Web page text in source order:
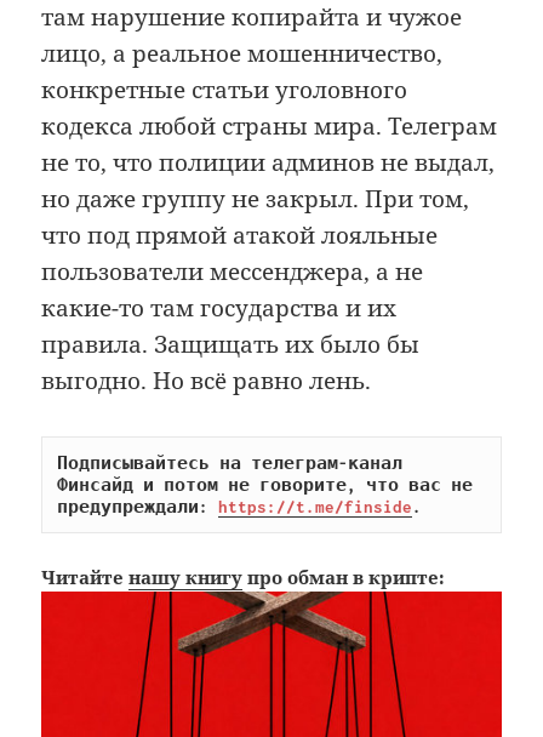
там нарушение копирайта и чужое
лицо, а реальное мошенничество,
конкретные статьи уголовного
кодекса любой страны мира. Телеграм
не то, что полиции админов не выдал,
но даже группу не закрыл. При том,
что под прямой атакой лояльные
пользователи мессенджера, а не
какие-то там государства и их
правила. Защищать их было бы
выгодно. Но всё равно лень.
Подписывайтесь на телеграм-канал
Финсайд и потом не говорите, что вас не
предупреждали: https://t.me/finside.
Читайтенашу книгу про обман в крипте: